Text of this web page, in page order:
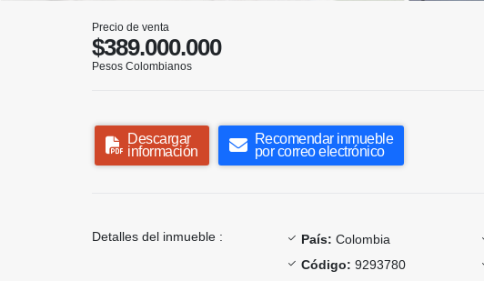
Precio de venta
$389.000.000
Pesos Colombianos
Descargar
información
Recomendar inmueble
por correo electrónico
Detalles del inmueble : País: Colombia
Código: 9293780